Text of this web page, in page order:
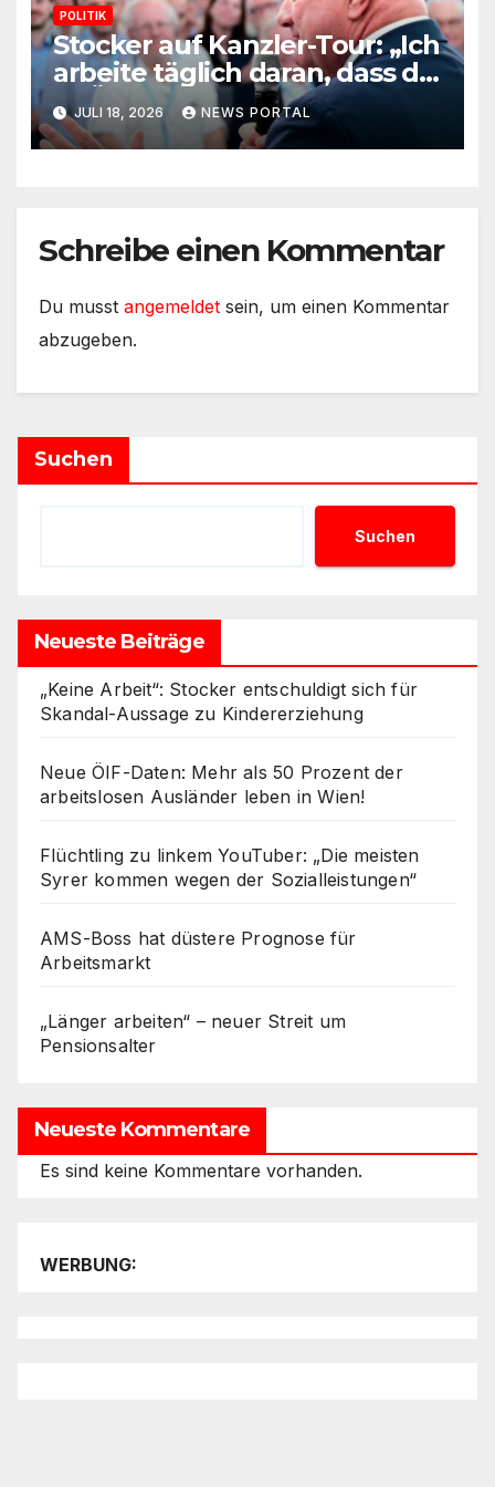
POLITIK
Stocker auf Kanzler-Tour: „Ich
arbeite täglich daran, dass die
FPÖ keine Mehrheit
bekommt“
JULI 18, 2026 NEWS PORTAL
Schreibe einen Kommentar
Du musst angemeldet sein, um einen Kommentar
abzugeben.
Suchen
Suchen
Neueste Beiträge
„Keine Arbeit“: Stocker entschuldigt sich für
Skandal-Aussage zu Kindererziehung
Neue ÖIF-Daten: Mehr als 50 Prozent der
arbeitslosen Ausländer leben in Wien!
Flüchtling zu linkem YouTuber: „Die meisten
Syrer kommen wegen der Sozialleistungen“
AMS-Boss hat düstere Prognose für
Arbeitsmarkt
„Länger arbeiten“ – neuer Streit um
Pensionsalter
Neueste Kommentare
Es sind keine Kommentare vorhanden.
WERBUNG: